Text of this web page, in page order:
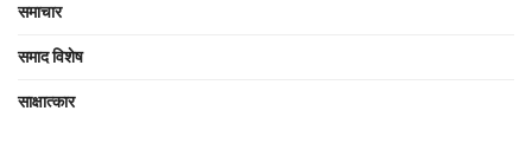
समाचार
समाद विशेष
साक्षात्‍कार